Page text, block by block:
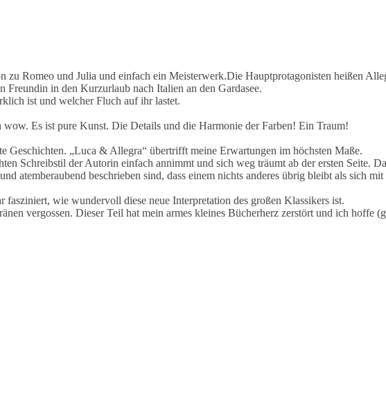
Romeo und Julia und einfach ein Meisterwerk.Die Hauptprotagonisten heißen
in den Kurzurlaub nach Italien an den Gardasee.
ist und welcher Fluch auf ihr lastet.
Es ist pure Kunst. Die Details und die Harmonie der Farben! Ein Traum!
Geschichten. „Luca & Allegra“ übertrifft meine Erwartungen im höchsten Maße.
Schreibstil der Autorin einfach annimmt und sich weg träumt ab der ersten Seite.
atemberaubend beschrieben sind, dass einem nichts anderes übrig bleibt als sich mit
wie wundervoll diese neue Interpretation des großen Klassikers ist.
vergossen. Dieser Teil hat mein armes kleines Bücherherz zerstört und ich hoffe